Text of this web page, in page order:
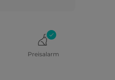
Preisalarm